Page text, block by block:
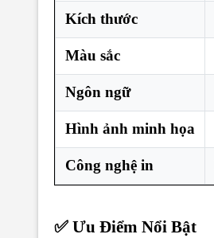
Kích thước
Màu sắc
Ngôn ngữ
Hình ảnh minh họa
Công nghệ in
✅ Ưu Điểm Nổi Bật